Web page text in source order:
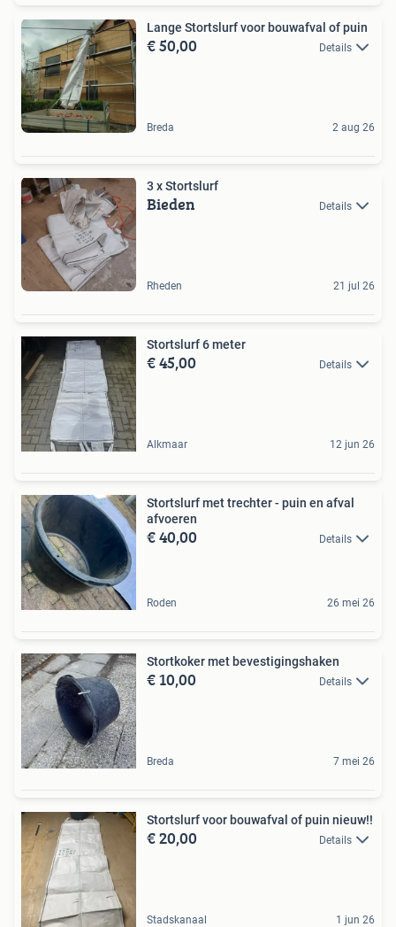
Lange Stortslurf voor bouwafval of puin
€ 50,00 Details
Breda 2 aug 26
3 x Stortslurf
Bieden Details
Rheden 21 jul 26
Stortslurf 6 meter
€ 45,00 Details
Alkmaar 12 jun 26
Stortslurf met trechter - puin en afval
afvoeren
€ 40,00 Details
Roden 26 mei 26
Stortkoker met bevestigingshaken
€ 10,00 Details
Breda 7 mei 26
Stortslurf voor bouwafval of puin nieuw!!
€ 20,00 Details
Stadskanaal 1 jun 26